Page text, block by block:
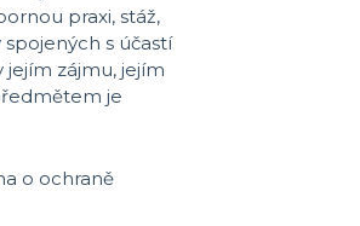
praxi, stáž,
s účastí
jejím zájmu, jejím
je
o ochraně